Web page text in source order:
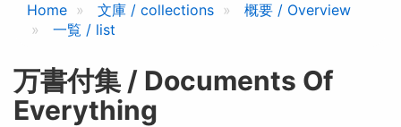
Home 文庫 / collections
概要 / Overview
一覧 / list
万書付集 / Documents Of
Everything